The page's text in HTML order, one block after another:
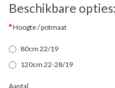
Beschikbare opties:
Hoogte / potmaat
80cm 22/19
120cm 22-28/19
Aantal